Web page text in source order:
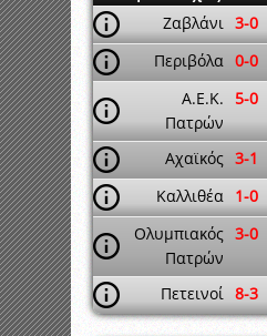
Ζαβλάνι 3-0
Περιβόλα 0-0
Α.Ε.Κ.
Πατρών
5-0
Αχαϊκός 3-1
Καλλιθέα 1-0
Ολυμπιακός
Πατρών
3-0
Πετεινοί 8-3